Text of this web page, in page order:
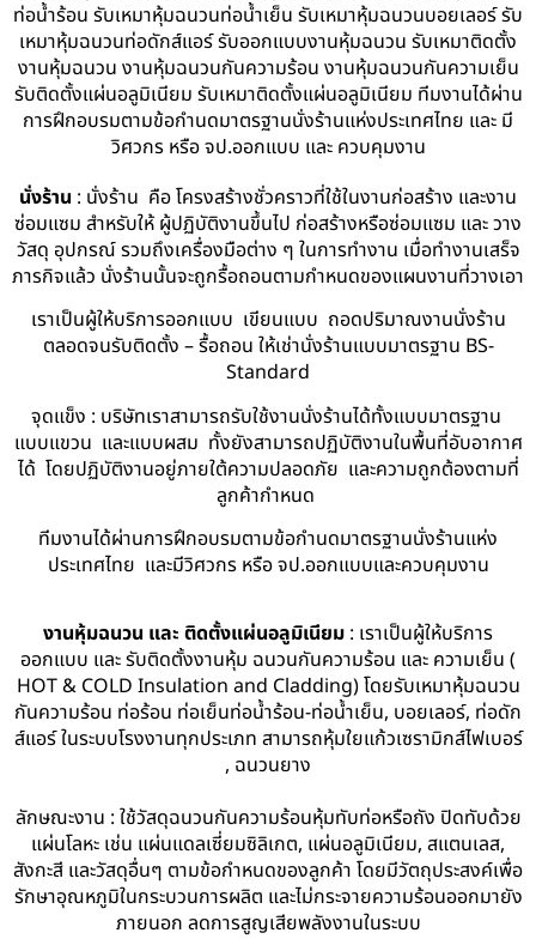
ท่อน้ำร้อน รับเหมาหุ้มฉนวนท่อน้ำเย็น รับเหมาหุ้มฉนวนบอยเลอร์ รับ
เหมาหุ้มฉนวนท่อดักส์แอร์ รับออกแบบงานหุ้มฉนวน รับเหมาติดตั้ง
งานหุ้มฉนวน งานหุ้มฉนวนกันความร้อน งานหุ้มฉนวนกันความเย็น
รับติดตั้งแผ่นอลูมิเนียม รับเหมาติดตั้งแผ่นอลูมิเนียม ทีมงานได้ผ่าน
การฝึกอบรมตามข้อกำนดมาตรฐานนั่งร้านแห่งประเทศไทย และ มี
วิศวกร หรือ จป.ออกแบบ และ ควบคุมงาน
นั่งร้าน : นั่งร้าน คือ โครงสร้างชั่วคราวที่ใช้ในงานก่อสร้าง และงาน
ซ่อมแซม สำหรับให้ ผู้ปฏิบัติงานขึ้นไป ก่อสร้างหรือซ่อมแซม และ วาง
วัสดุ อุปกรณ์ รวมถึงเครื่องมือต่าง ๆ ในการทำงาน เมื่อทำงานเสร็จ
ภารกิจแล้ว นั่งร้านนั้นจะถูกรื้อถอนตามกำหนดของแผนงานที่วางเอา
เราเป็นผู้ให้บริการออกแบบ เขียนแบบ ถอดปริมาณงานนั่งร้าน
ตลอดจนรับติดตั้ง – รื้อถอน ให้เช่านั่งร้านแบบมาตรฐาน BS-
Standard
จุดแข็ง : บริษัทเราสามารถรับใช้งานนั่งร้านได้ทั้งแบบมาตรฐาน
แบบแขวน และแบบผสม ทั้งยังสามารถปฏิบัติงานในพื้นที่อับอากาศ
ได้ โดยปฏิบัติงานอยู่ภายใต้ความปลอดภัย และความถูกต้องตามที่
ลูกค้ากำหนด
ทีมงานได้ผ่านการฝึกอบรมตามข้อกำนดมาตรฐานนั่งร้านแห่ง
ประเทศไทย และมีวิศวกร หรือ จป.ออกแบบและควบคุมงาน
งานหุ้มฉนวน และ ติดตั้งแผ่นอลูมิเนียม : เราเป็นผู้ให้บริการ
ออกแบบ และ รับติดตั้งงานหุ้ม ฉนวนกันความร้อน และ ความเย็น (
HOT & COLD Insulation and Cladding) โดยรับเหมาหุ้มฉนวน
กันความร้อน ท่อร้อน ท่อเย็นท่อน้ำร้อน-ท่อน้ำเย็น, บอยเลอร์, ท่อดัก
ส์แอร์ ในระบบโรงงานทุกประเภท สามารถหุ้มใยแก้วเซรามิกส์ไฟเบอร์
, ฉนวนยาง
ลักษณะงาน : ใช้วัสดุฉนวนกันความร้อนหุ้มทับท่อหรือถัง ปิดทับด้วย
แผ่นโลหะ เช่น แผ่นแดลเซี่ยมซิลิเกต, แผ่นอลูมิเนียม, สแตนเลส,
สังกะสี และวัสดุอื่นๆ ตามข้อกำหนดของลูกค้า โดยมีวัตถุประสงค์เพื่อ
รักษาอุณหภูมิในกระบวนการผลิต และไม่กระจายความร้อนออกมายัง
ภายนอก ลดการสูญเสียพลังงานในระบบ